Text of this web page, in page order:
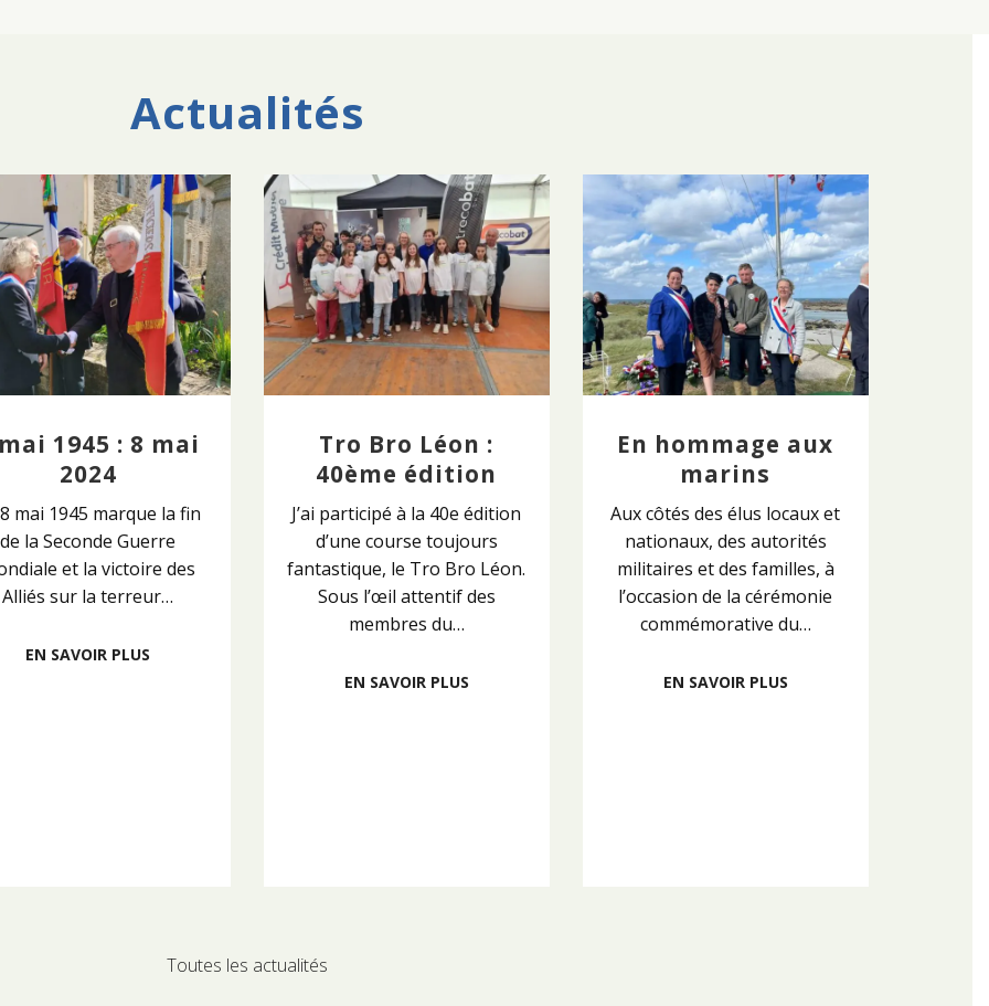
Actualités
1945 : 8 mai
2024
mai 1945 marque la fin
de la Seconde Guerre
et la victoire des
Alliés sur la terreur…
EN SAVOIR PLUS
Tro Bro Léon :
40ème édition
J’ai participé à la 40e édition
d’une course toujours
fantastique, le Tro Bro Léon.
Sous l’œil attentif des
membres du…
EN SAVOIR PLUS
En hommage aux
marins
Aux côtés des élus locaux et
nationaux, des autorités
militaires et des familles, à
l’occasion de la cérémonie
commémorative du…
EN SAVOIR PLUS
Toutes les actualités